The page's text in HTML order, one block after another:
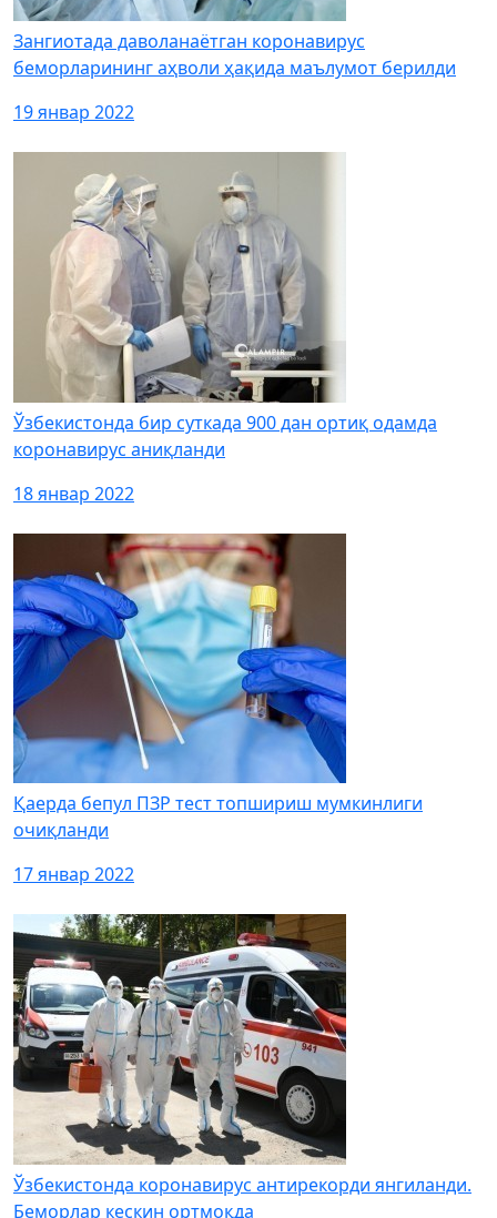
Зангиотада даволанаётган коронавирус
беморларининг аҳволи ҳақида маълумот берилди
19 январ 2022
Ўзбекистонда бир суткада 900 дан ортиқ одамда
коронавирус аниқланди
18 январ 2022
Қаерда бепул ПЗР тест топшириш мумкинлиги
очиқланди
17 январ 2022
Ўзбекистонда коронавирус антирекорди янгиланди.
Беморлар кескин ортмоқда